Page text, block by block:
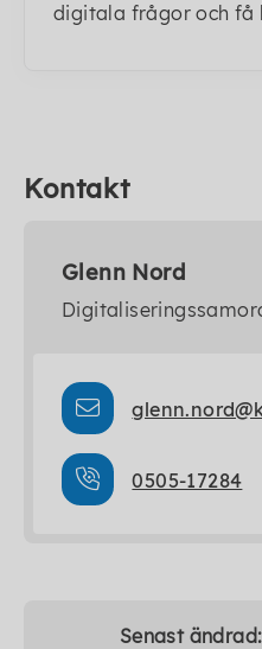
digitala frågor och få
Kontakt
Glenn Nord
0505-17284
Senast ändrad: